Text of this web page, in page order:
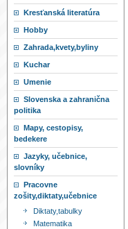
Kresťanská literatúra
Hobby
Zahrada,kvety,byliny
Kuchar
Umenie
Slovenska a zahranična
politika
Mapy, cestopisy,
bedekere
Jazyky, učebnice,
slovníky
Pracovne
zošity,diktaty,učebnice
Diktaty,tabulky
Matematika